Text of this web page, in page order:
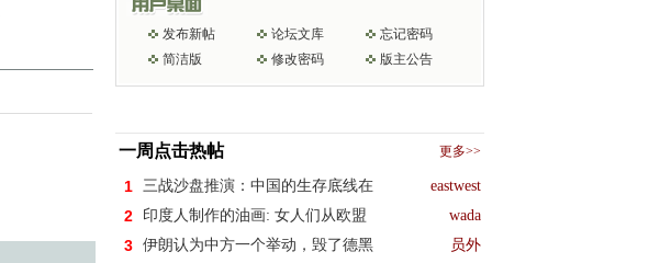
发布新帖 论坛文库
忘记密码
简洁版
修改密码 版主公告
一周点击热帖 更多>>
1 三战沙盘推演：中国的生存底线在 eastwest
2 印度人制作的油画: 女人们从欧盟 wada
3 伊朗认为中方一个举动，毁了德黑 员外